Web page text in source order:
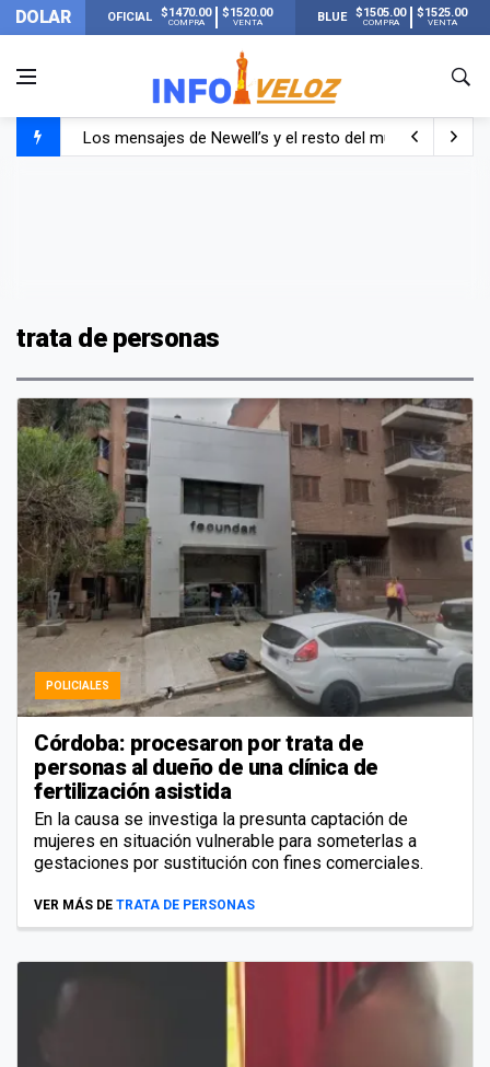
DOLAR OFICIAL $1470.00
COMPRA
$1520.00
VENTA BLUE $1505.00
COMPRA
$1525.00
VENTA
Los mensajes de Newell’s y el resto del mundo del
trata de personas
POLICIALES
Córdoba: procesaron por trata de
personas al dueño de una clínica de
fertilización asistida
En la causa se investiga la presunta captación de
mujeres en situación vulnerable para someterlas a
gestaciones por sustitución con fines comerciales.
VER MÁS DE TRATA DE PERSONAS